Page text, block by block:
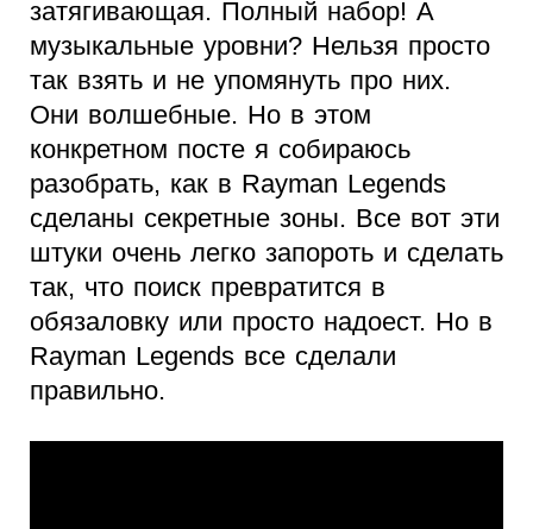
затягивающая. Полный набор! А
музыкальные уровни? Нельзя просто
так взять и не упомянуть про них.
Они волшебные. Но в этом
конкретном посте я собираюсь
разобрать, как в Rayman Legends
сделаны секретные зоны. Все вот эти
штуки очень легко запороть и сделать
так, что поиск превратится в
обязаловку или просто надоест. Но в
Rayman Legends все сделали
правильно.